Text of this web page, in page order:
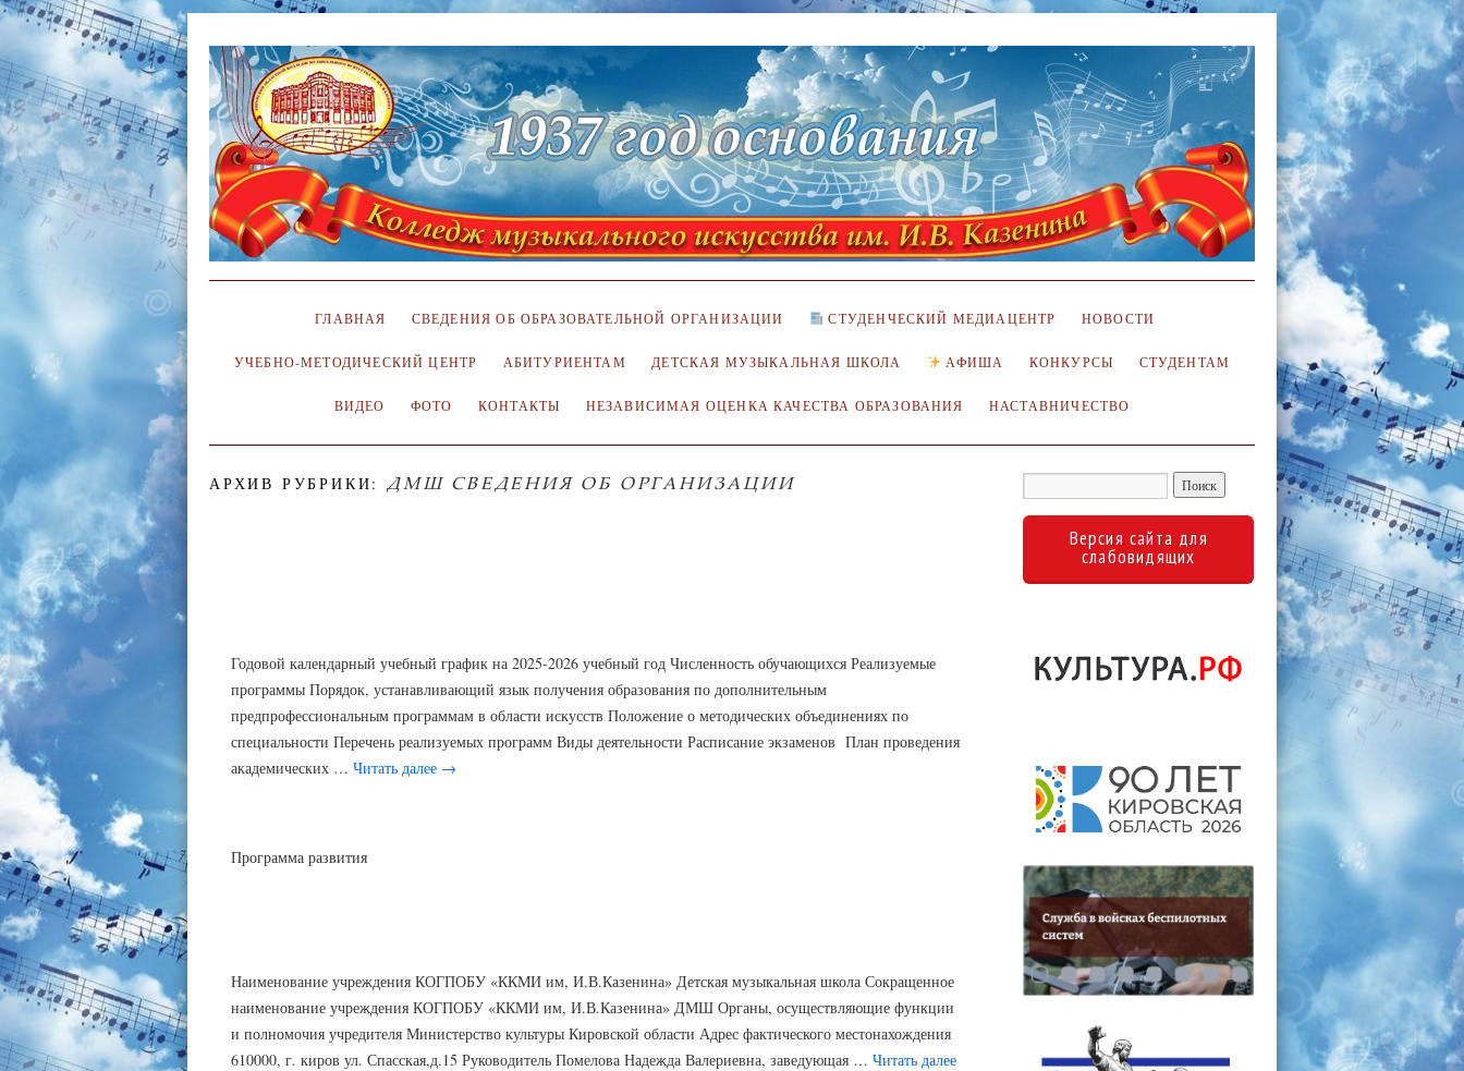
ГЛАВНАЯ СВЕДЕНИЯ ОБ ОБРАЗОВАТЕЛЬНОЙ ОРГАНИЗАЦИИ СТУДЕНЧЕСКИЙ МЕДИАЦЕНТР НОВОСТИ
УЧЕБНО-МЕТОДИЧЕСКИЙ ЦЕНТР АБИТУРИЕНТАМ ДЕТСКАЯ МУЗЫКАЛЬНАЯ ШКОЛА АФИША КОНКУРСЫ СТУДЕНТАМ
ВИДЕО ФОТО КОНТАКТЫ НЕЗАВИСИМАЯ ОЦЕНКА КАЧЕСТВА ОБРАЗОВАНИЯ НАСТАВНИЧЕСТВО
АРХИВ РУБРИКИ: ДМШ СВЕДЕНИЯ ОБ ОРГАНИЗАЦИИ
Годовой календарный учебный график на 2025-2026 учебный год Численность обучающихся Реализуемые
программы Порядок, устанавливающий язык получения образования по дополнительным
предпрофессиональным программам в области искусств Положение о методических объединениях по
специальности Перечень реализуемых программ Виды деятельности Расписание экзаменов План проведения
академических … Читать далее →
Программа развития
Наименование учреждения КОГПОБУ «ККМИ им, И.В.Казенина» Детская музыкальная школа Сокращенное
наименование учреждения КОГПОБУ «ККМИ им, И.В.Казенина» ДМШ Органы, осуществляющие функции
и полномочия учредителя Министерство культуры Кировской области Адрес фактического местонахождения
610000, г. киров ул. Спасская,д.15 Руководитель Помелова Надежда Валериевна, заведующая … Читать далее
Версия сайта для
слабовидящих